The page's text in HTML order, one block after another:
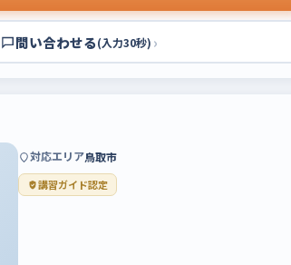
問い合わせる(入力30秒) ›
対応エリア鳥取市
講習ガイド認定